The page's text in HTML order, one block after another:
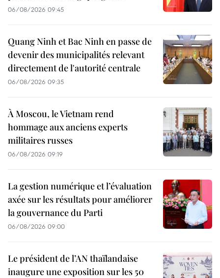
06/08/2026 09:45
Quang Ninh et Bac Ninh en passe de
devenir des municipalités relevant
directement de l'autorité centrale
06/08/2026 09:35
À Moscou, le Vietnam rend
hommage aux anciens experts
militaires russes
06/08/2026 09:19
La gestion numérique et l’évaluation
axée sur les résultats pour améliorer
la gouvernance du Parti
06/08/2026 09:00
Le président de l’AN thaïlandaise
inaugure une exposition sur les 50